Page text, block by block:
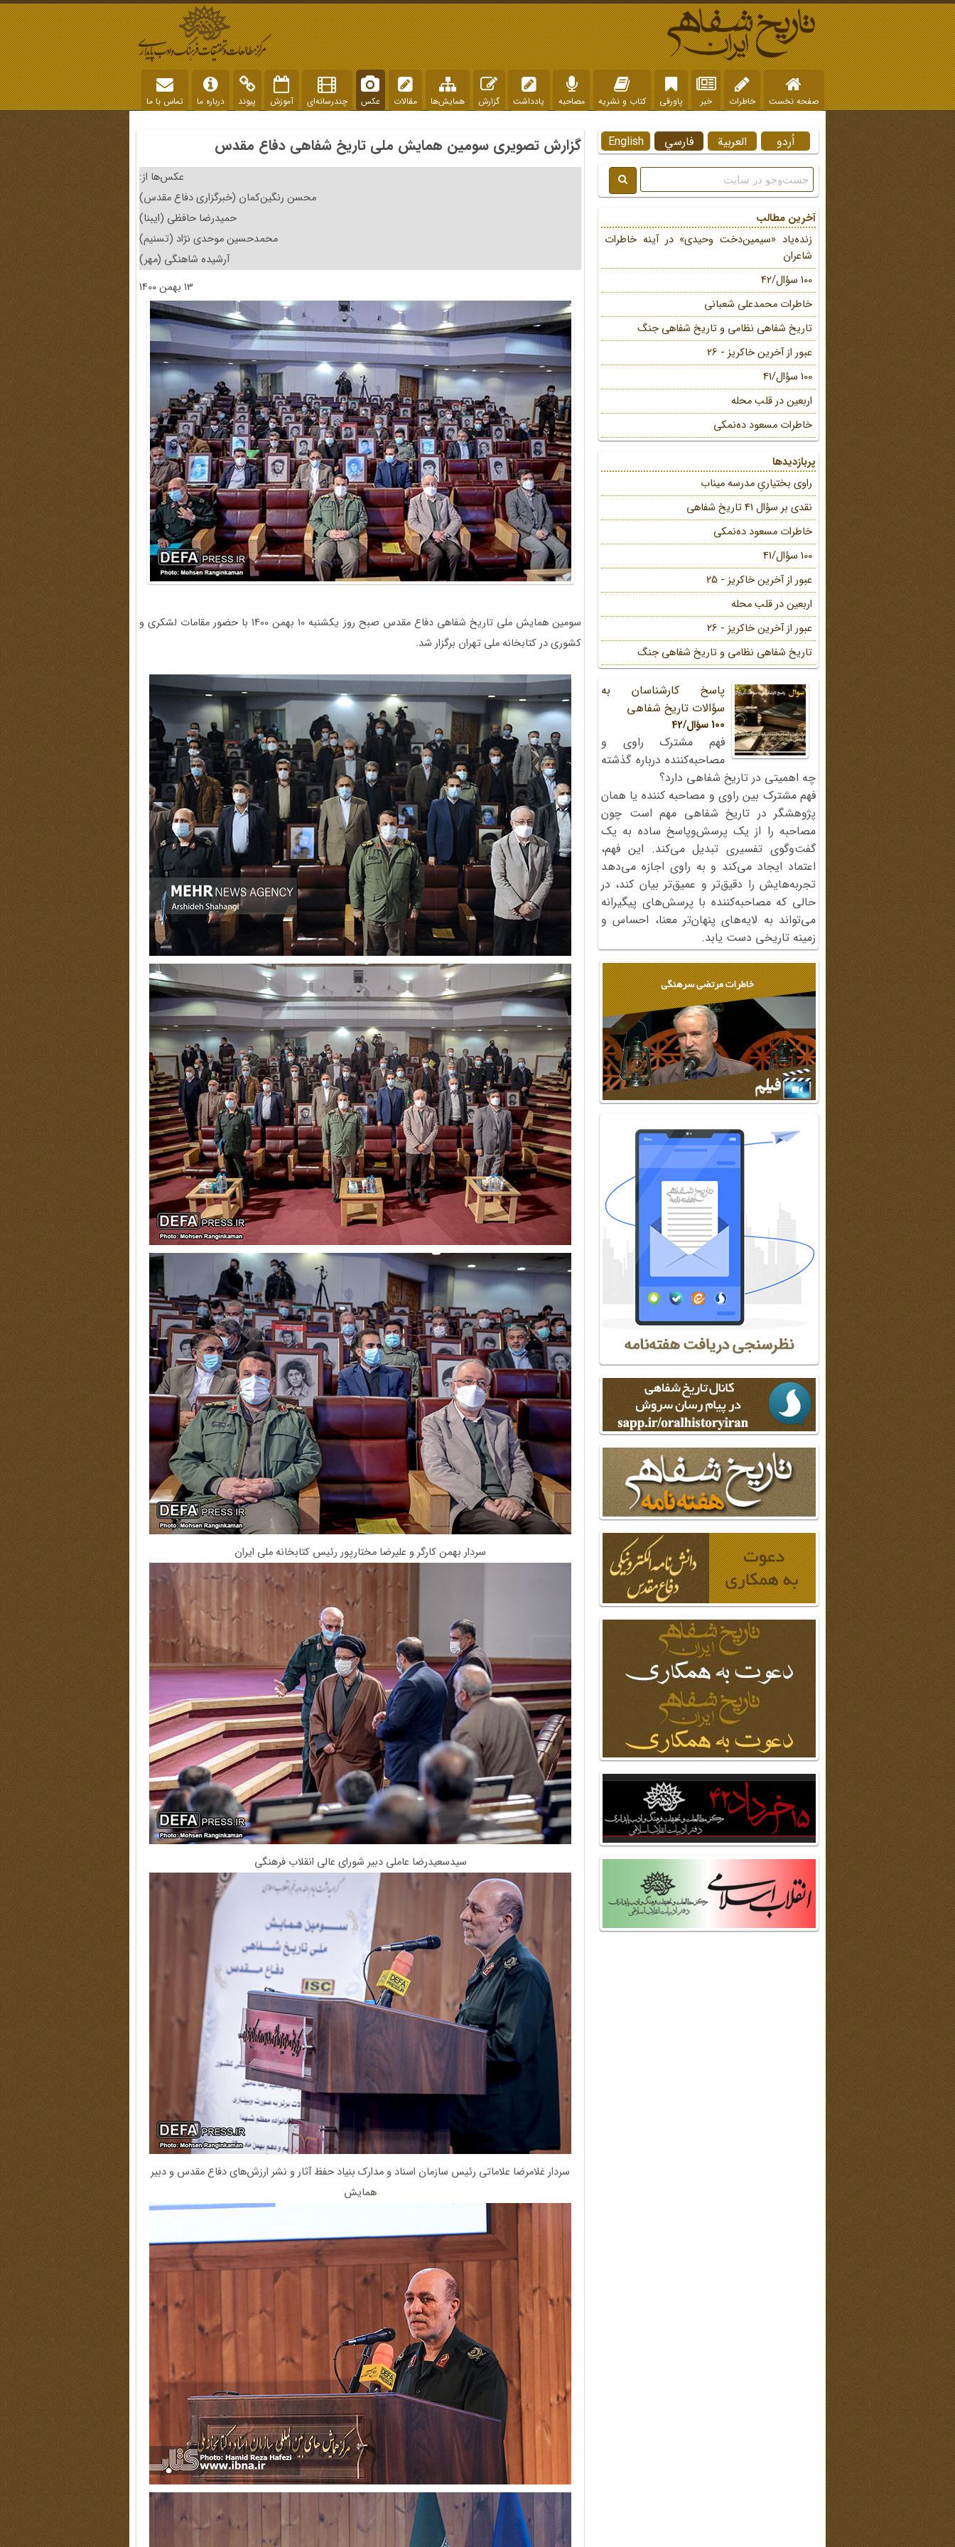
صفحه نخست خاطرات خبر پاورقی کتاب و نشریه مصاحبه یادداشت گزارش همایش‌ها مقالات عکس چندرسانه‌ای آموزش پیوند درباره ما تماس با ما
گزارش تصویری سومین همایش ملی تاریخ شفاهی دفاع مقدس
عکس‌ها از:
محسن رنگین‌کمان (خبرگزاری دفاع مقدس)
حمیدرضا حافظی (ایبنا)
محمدحسین موحدی نژاد (تسنیم)
آرشیده شاهنگی (مهر)
13 بهمن 1400
سومین همایش ملی تاریخ شفاهی دفاع مقدس صبح روز یکشنبه 10 بهمن 1400 با حضور مقامات لشکری و
کشوری در کتابخانه ملی تهران برگزار شد.
سردار بهمن کارگر و علیرضا مختارپور رئیس کتابخانه ملی ایران
سیدسعیدرضا عاملی دبیر شورای عالی انقلاب فرهنگی
سردار غلامرضا علاماتی رئیس سازمان اسناد و مدارک بنیاد حفظ آثار و نشر ارزش‌های دفاع مقدس و دبیر
همایش
English فارسي العربية اُردو
آخرین مطالب
زنده‌یاد «سیمین‌دخت وحیدی» در آینه خاطرات
شاعران
100 سؤال/42
خاطرات محمد‌علی شعبانی
تاریخ شفاهی نظامی و تاریخ شفاهی جنگ
عبور از آخرین خاکریز - 26
100 سؤال/41
اربعین در قلب محله
خاطرات مسعود ده‌نمکی
پربازدیدها
راوی بختیاریِ مدرسه میناب
نقدی بر سؤال 41 تاریخ شفاهی
خاطرات مسعود ده‌نمکی
100 سؤال/41
عبور از آخرین خاکریز - 25
اربعین در قلب محله
عبور از آخرین خاکریز - 26
تاریخ شفاهی نظامی و تاریخ شفاهی جنگ
پاسخ کارشناسان به
سؤالات تاریخ شفاهی
100 سؤال/42
فهم مشترک راوی و
مصاحبه‌کننده درباره گذشته
چه اهمیتی در تاریخ شفاهی دارد؟
فهم مشترک بین راوی و مصاحبه کننده یا همان
پژوهشگر در تاریخ شفاهی مهم است چون
مصاحبه را از یک پرسش‌وپاسخ ساده به یک
گفت‌وگوی تفسیری تبدیل می‌کند. این فهم،
اعتماد ایجاد می‌کند و به راوی اجازه می‌دهد
تجربه‌هایش را دقیق‌تر و عمیق‌تر بیان کند، در
حالی که مصاحبه‌کننده با پرسش‌های پیگیرانه
می‌تواند به لایه‌های پنهان‌تر معنا، احساس و
زمینه تاریخی دست یابد.